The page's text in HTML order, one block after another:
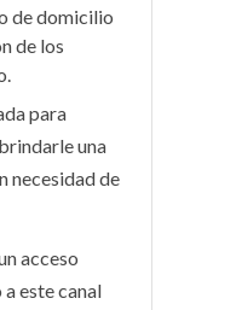
de domicilio
de los
para
una
necesidad de
acceso
este canal